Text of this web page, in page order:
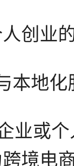
创业
本地化
业或
境电